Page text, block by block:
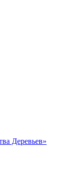
Деревьев»